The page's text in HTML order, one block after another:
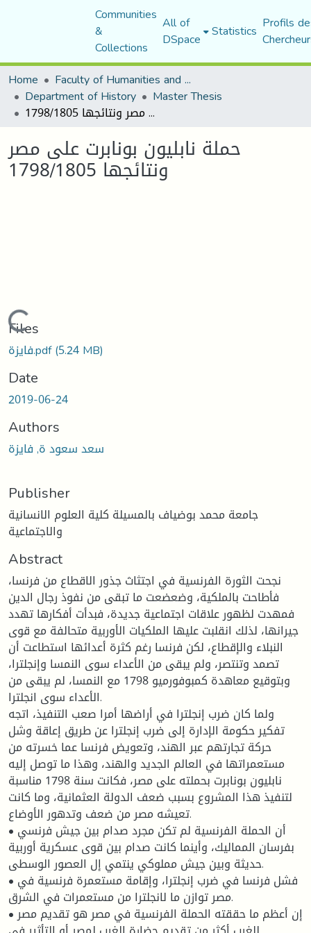
Communities
&
Collections
All of
DSpace Statistics Profils
Home
Faculty of Humanities and Social Sciences
Department of History Master Thesis
حملة نابليون بونابرت على مصر ونتائجها 1798/1805
حملة نابليون بونابرت على مصر
ونتائجها 1798/1805
Loading...
Files
فايزة.pdf(5.24 MB)
Date
2019-06-24
Authors
سعد سعود ة, فايزة
Publisher
جامعة محمد بوضياف بالمسيلة كلية العلوم الانسانية
والاجتماعية
Abstract
نجحت الثورة الفرنسية في اجتثاث جذور الاقطاع من فرنسا،
فأطاحت بالملكية، وضعضعت ما تبقى من نفوذ رجال الدين
فمهدت لظهور علاقات اجتماعية جديدة، فبدأت أفكارها تهدد
جيرانها، لذلك انقلبت عليها الملكيات الأوربية متحالفة مع قوى
النبلاء والإقطاع، لكن فرنسا رغم كثرة أعدائها استطاعت أن
تصمد وتنتصر، ولم يبقى من الأعداء سوى النمسا وإنجلترا،
وبتوقيع معاهدة كمبوفورميو 1798 مع النمسا، لم يبقى من
الأعداء سوى انجلترا.
ولما كان ضرب إنجلترا في أراضها أمرا صعب التنفيذ، اتجه
تفكير حكومة الإدارة إلى ضرب إنجلترا عن طريق إعاقة وشل
حركة تجارتهم عبر الهند، وتعويض فرنسا عما خسرته من
مستعمراتها في العالم الجديد والهند، وهذا ما توصل إليه
نابليون بونابرت بحملته على مصر، فكانت سنة 1798 مناسبة
لتنفيذ هذا المشروع بسبب ضعف الدولة العثمانية، وما كانت
تعيشه مصر من ضعف وتدهور الأوضاع.
• أن الحملة الفرنسية لم تكن مجرد صدام بين جيش فرنسي
بفرسان المماليك، وأينما كانت صدام بين قوى عسكرية أوربية
حديثة وبين جيش مملوكي ينتمي إل العصور الوسطى.
• فشل فرنسا في ضرب إنجلترا، وإقامة مستعمرة فرنسية في
مصر توازن ما لانجلترا من مستعمرات في الشرق.
• إن أعظم ما حققته الحملة الفرنسية في مصر هو تقديم مصر